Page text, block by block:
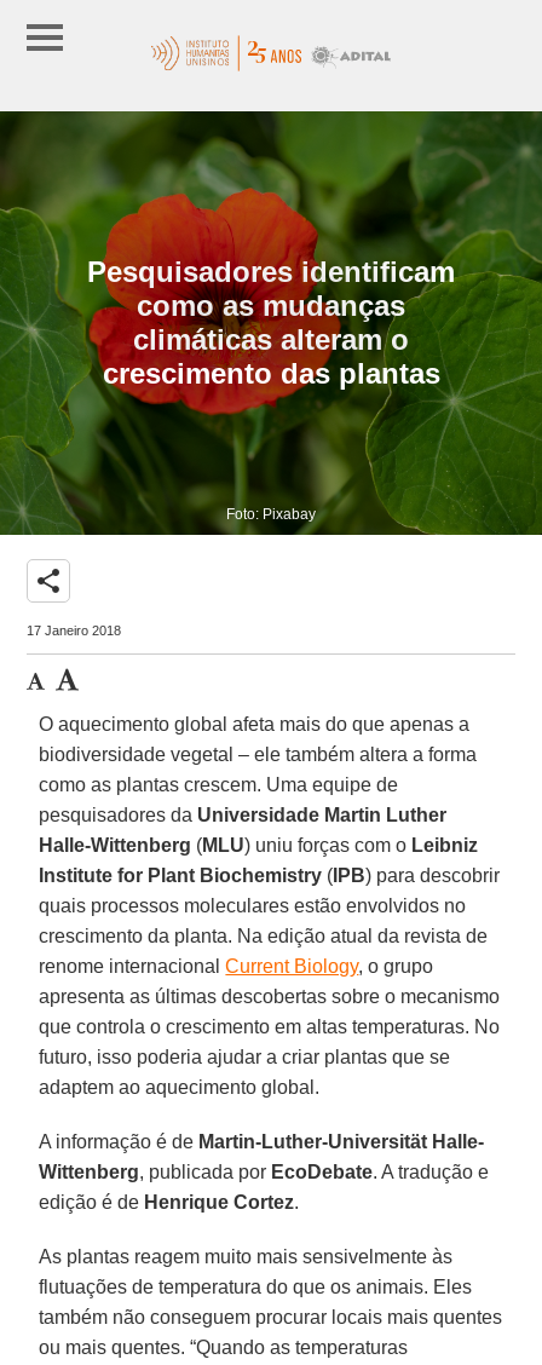
Pesquisadores identificam
como as mudanças
climáticas alteram o
crescimento das plantas
Foto: Pixabay
share
17 Janeiro 2018
O aquecimento global afeta mais do que apenas a
biodiversidade vegetal – ele também altera a forma
como as plantas crescem. Uma equipe de
pesquisadores da Universidade Martin Luther
Halle-Wittenberg (MLU) uniu forças com o Leibniz
Institute for Plant Biochemistry ( IPB) para descobrir
quais processos moleculares estão envolvidos no
crescimento da planta. Na edição atual da revista de
renome internacionalCurrent Biology, o grupo
apresenta as últimas descobertas sobre o mecanismo
que controla o crescimento em altas temperaturas. No
futuro, isso poderia ajudar a criar plantas que se
adaptem ao aquecimento global.
A informação é de Martin-Luther-Universität Halle-
Wittenberg, publicada por EcoDebate. A tradução e
edição é de Henrique Cortez.
As plantas reagem muito mais sensivelmente às
flutuações de temperatura do que os animais. Eles
também não conseguem procurar locais mais quentes
ou mais quentes. “Quando as temperaturas